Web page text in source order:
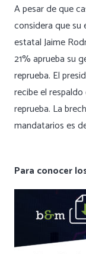
A pesar de que
considera que su
estatal Jaime
21% aprueba su
reprueba. El
recibe el
reprueba. La
mandatarios es
Para conocer